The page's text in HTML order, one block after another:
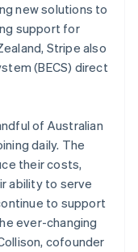
new solutions to
support for
Stripe also
(BECS) direct
of Australian
daily. The
their costs,
ability to serve
to support
ever-changing
cofounder